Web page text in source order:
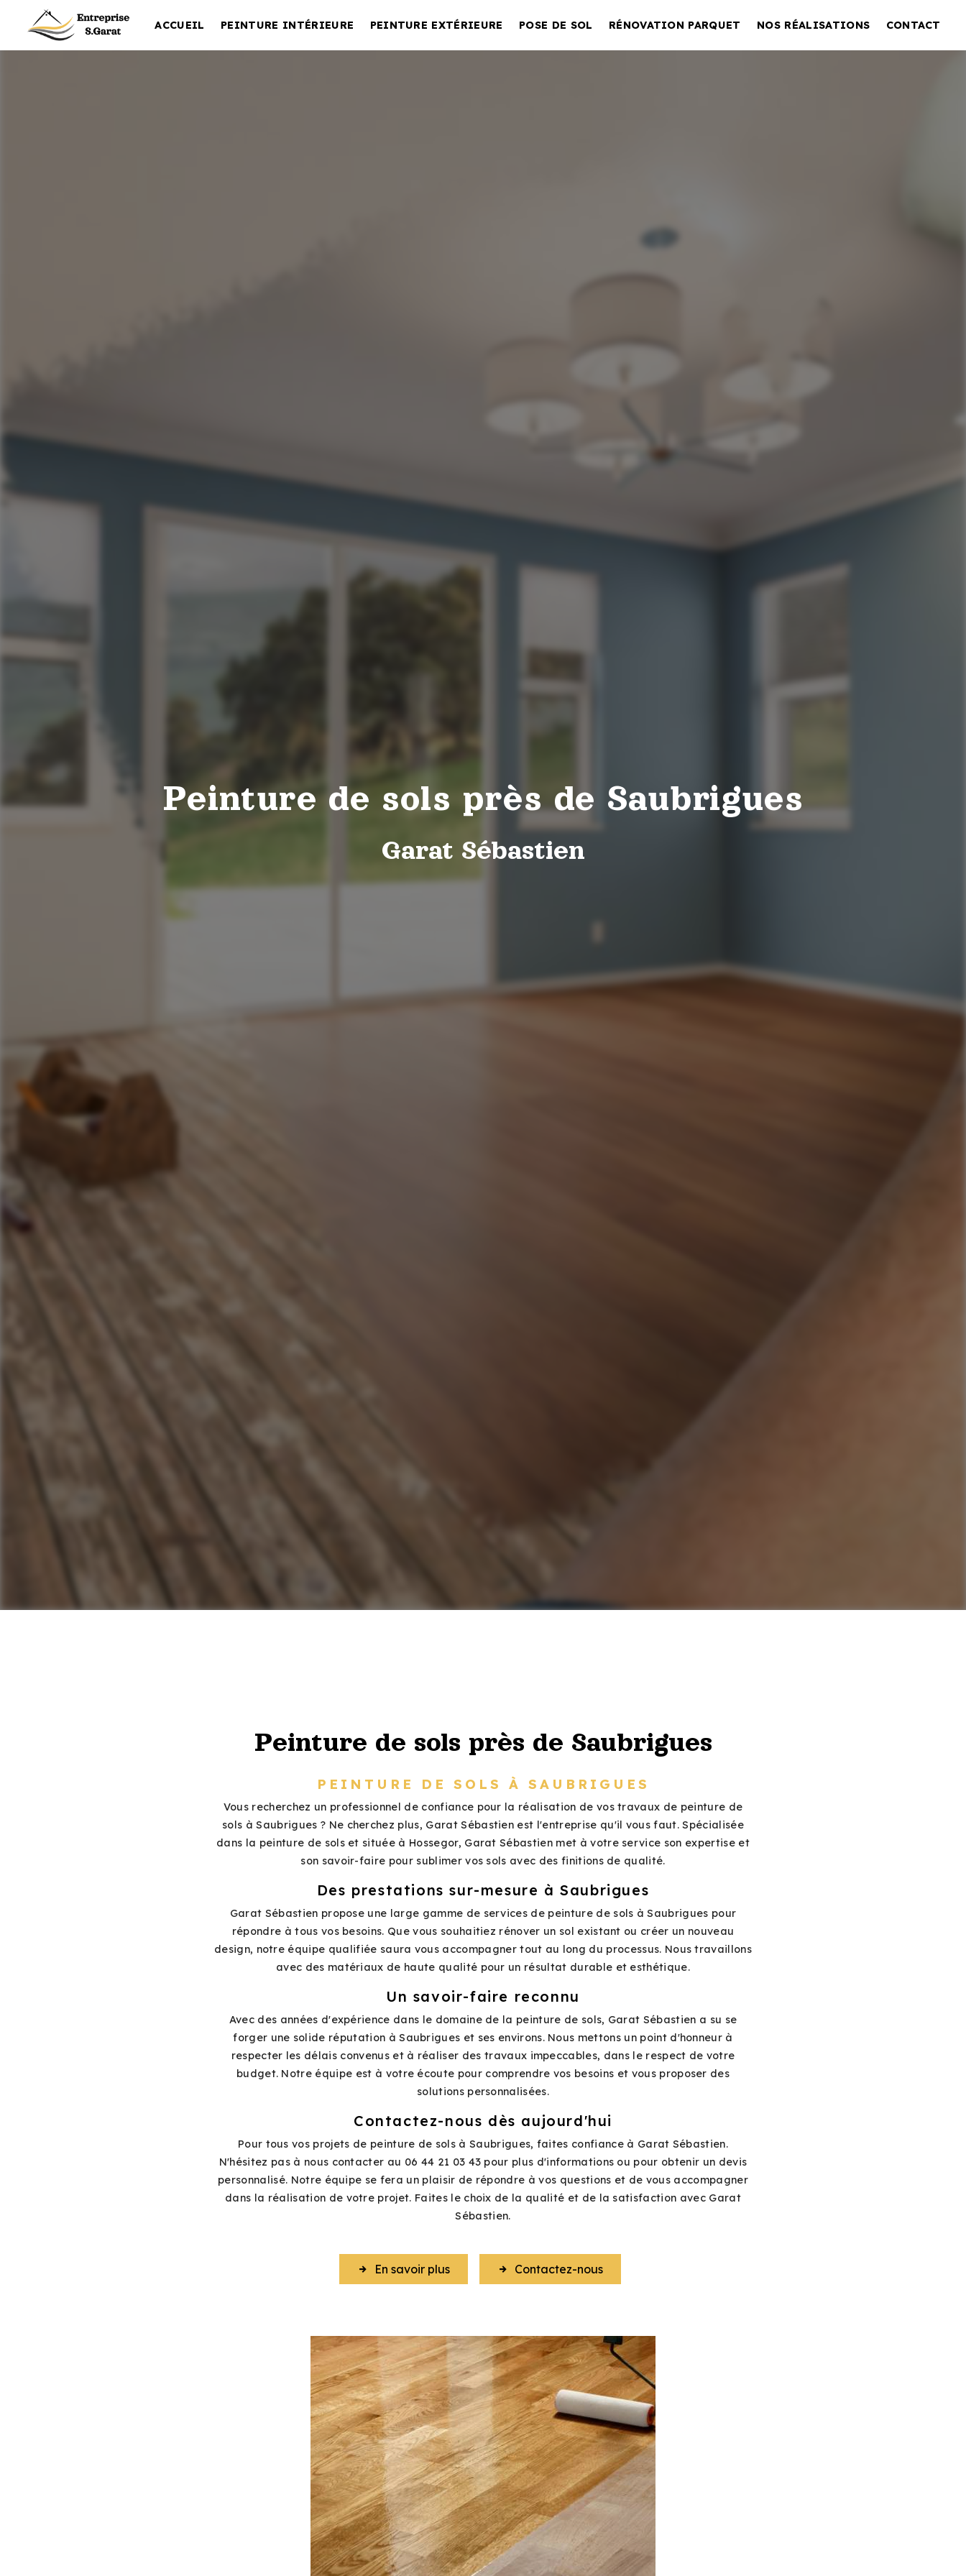
ACCUEIL PEINTURE INTÉRIEURE PEINTURE EXTÉRIEURE POSE DE SOL RÉNOVATION PARQUET NOS RÉALISATIONS CONTACT
Peinture de sols près de Saubrigues
Garat Sébastien
Peinture de sols près de Saubrigues
PEINTURE DE SOLS À SAUBRIGUES
Vous recherchez un professionnel de confiance pour la réalisation de vos travaux de peinture de
sols à Saubrigues ? Ne cherchez plus, Garat Sébastien est l'entreprise qu'il vous faut. Spécialisée
dans la peinture de sols et située à Hossegor, Garat Sébastien met à votre service son expertise et
son savoir-faire pour sublimer vos sols avec des finitions de qualité.
Des prestations sur-mesure à Saubrigues
Garat Sébastien propose une large gamme de services de peinture de sols à Saubrigues pour
répondre à tous vos besoins. Que vous souhaitiez rénover un sol existant ou créer un nouveau
design, notre équipe qualifiée saura vous accompagner tout au long du processus. Nous travaillons
avec des matériaux de haute qualité pour un résultat durable et esthétique.
Un savoir-faire reconnu
Avec des années d'expérience dans le domaine de la peinture de sols, Garat Sébastien a su se
forger une solide réputation à Saubrigues et ses environs. Nous mettons un point d'honneur à
respecter les délais convenus et à réaliser des travaux impeccables, dans le respect de votre
budget. Notre équipe est à votre écoute pour comprendre vos besoins et vous proposer des
solutions personnalisées.
Contactez-nous dès aujourd'hui
Pour tous vos projets de peinture de sols à Saubrigues, faites confiance à Garat Sébastien.
N'hésitez pas à nous contacter au 06 44 21 03 43 pour plus d'informations ou pour obtenir un devis
personnalisé. Notre équipe se fera un plaisir de répondre à vos questions et de vous accompagner
dans la réalisation de votre projet. Faites le choix de la qualité et de la satisfaction avec Garat
Sébastien.
En savoir plus Contactez-nous
Panneau de gestion des cookies